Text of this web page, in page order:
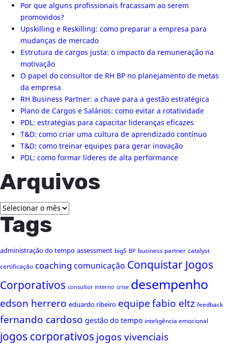
Por que alguns profissionais fracassam ao serem
promovidos?
Upskilling e Reskilling: como preparar a empresa para
mudanças de mercado
Estrutura de cargos justa: o impacto da remuneração na
motivação
O papel do consultor de RH BP no planejamento de metas
da empresa
RH Business Partner: a chave para a gestão estratégica
Plano de Cargos e Salários: como evitar a rotatividade
PDL: estratégias para capacitar lideranças eficazes
T&D: como criar uma cultura de aprendizado contínuo
T&D: como treinar equipes para gerar inovação
PDL: como formar líderes de alta performance
Arquivos
Arquivos
Tags
administração do tempo assessment big5 BP business partner catalyst
certificação coaching comunicação Conquistar Jogos
Corporativos consultor interno crise desempenho
edson herrero eduardo ribeiro equipefabio eltz feedback
fernando cardoso gestão do tempo inteligência emocional
jogos corporativos jogos vivenciais